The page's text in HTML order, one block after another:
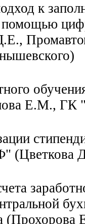
к
помощью
Е.М., ГК
(Цветкова
(Прохорова